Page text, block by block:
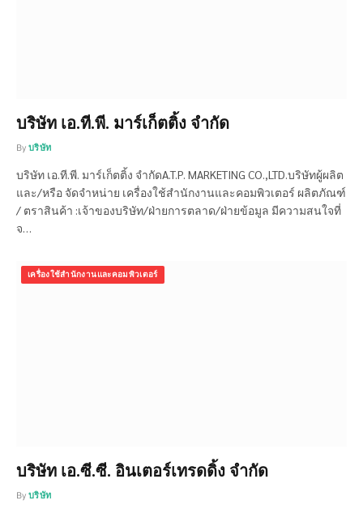
บริษัท เอ.ที.พี. มาร์เก็ตติ้ง จำกัด
By บริษัท
บริษัท เอ.ที.พี. มาร์เก็ตติ้ง จำกัดA.T.P. MARKETING CO.,LTD.บริษัทผู้ผลิต
และ/หรือ จัดจำหน่าย เครื่องใช้สำนักงานและคอมพิวเตอร์ ผลิตภัณฑ์
/ ตราสินค้า :เจ้าของบริษัท/ฝ่ายการตลาด/ฝ่ายข้อมูล มีความสนใจที่
จ…
เครื่องใช้สำนักงานและคอมพิวเตอร์
บริษัท เอ.ซี.ซี. อินเตอร์เทรดดิ้ง จำกัด
By บริษัท